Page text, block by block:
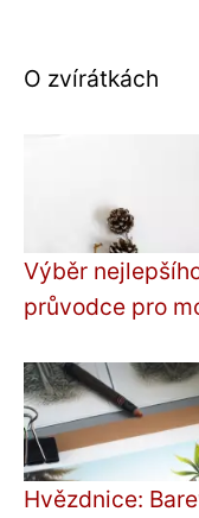
O zvírátkách
Výběr
průvodce pro
Hvězdnice: